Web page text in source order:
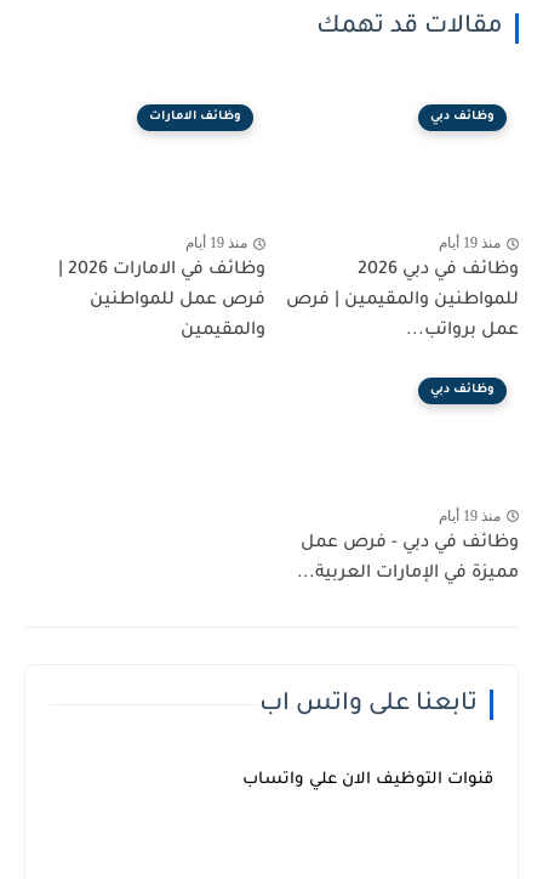
مقالات قد تهمك
وظائف دبي
منذ 19 أيام
وظائف في دبي 2026
للمواطنين والمقيمين | فرص
عمل برواتب...
وظائف الامارات
منذ 19 أيام
فرص عمل للمواطنين
والمقيمين
وظائف دبي
منذ 19 أيام
وظائف في دبي - فرص عمل
مميزة في الإمارات العربية...
تابعنا على واتس اب
قنوات التوظيف الان علي واتساب